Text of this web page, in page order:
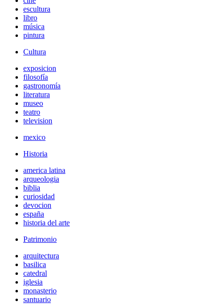
escultura
libro
música
pintura
Cultura
exposicion
filosofía
gastronomía
literatura
museo
teatro
television
mexico
Historia
america latina
arqueologia
biblia
curiosidad
devocion
españa
historia del arte
Patrimonio
arquitectura
basilica
catedral
iglesia
monasterio
santuario